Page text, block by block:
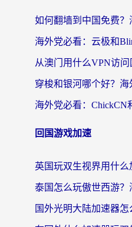
回国游戏加速